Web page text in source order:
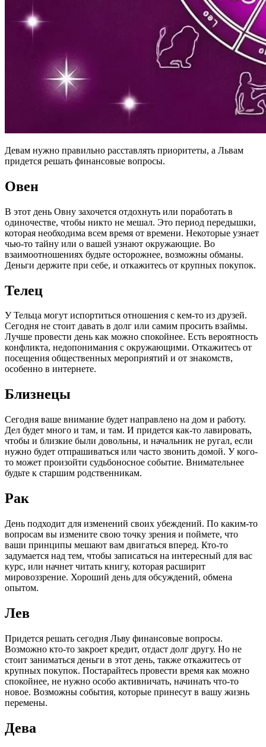
Девам нужно правильно расставлять приоритеты, а Львам
придется решать финансовые вопросы.
Овен
В этот день Овну захочется отдохнуть или поработать в
одиночестве, чтобы никто не мешал. Это период передышки,
которая необходима всем время от времени. Некоторые узнает
чью-то тайну или о вашей узнают окружающие. Во
взаимоотношениях будьте осторожнее, возможны обманы.
Деньги держите при себе, и откажитесь от крупных покупок.
Телец
У Тельца могут испортиться отношения с кем-то из друзей.
Сегодня не стоит давать в долг или самим просить взаймы.
Лучше провести день как можно спокойнее. Есть вероятность
конфликта, недопонимания с окружающими. Откажитесь от
посещения общественных мероприятий и от знакомств,
особенно в интернете.
Близнецы
Сегодня ваше внимание будет направлено на дом и работу.
Дел будет много и там, и там. И придется как-то лавировать,
чтобы и близкие были довольны, и начальник не ругал, если
нужно будет отпрашиваться или часто звонить домой. У кого-
то может произойти судьбоносное событие. Внимательнее
будьте к старшим родственникам.
Рак
День подходит для изменений своих убеждений. По каким-то
вопросам вы измените свою точку зрения и поймете, что
ваши принципы мешают вам двигаться вперед. Кто-то
задумается над тем, чтобы записаться на интересный для вас
курс, или начнет читать книгу, которая расширит
мировоззрение. Хороший день для обсуждений, обмена
опытом.
Лев
Придется решать сегодня Льву финансовые вопросы.
Возможно кто-то закроет кредит, отдаст долг другу. Но не
стоит заниматься деньги в этот день, также откажитесь от
крупных покупок. Постарайтесь провести время как можно
спокойнее, не нужно особо активничать, начинать что-то
новое. Возможны события, которые принесут в вашу жизнь
перемены.
Дева